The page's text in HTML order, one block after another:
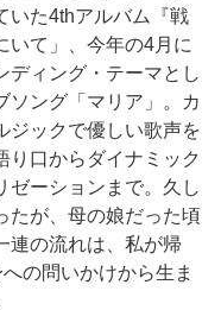
いた4thアルバム『戦
いて」、今年の4月に
ディング・テーマとし
ソング「マリア」。カ
ジックで優しい歌声を
り口からダイナミック
ゼーションまで。久し
たが、母の娘だった頃
連の流れは、私が帰
の問いかけから生ま